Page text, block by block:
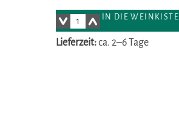
IN DIE WEINKISTE
Lieferzeit:ca. 2–6 Tage